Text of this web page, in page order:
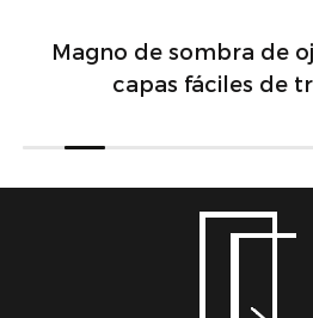
Magno de sombra de
capas fáciles de